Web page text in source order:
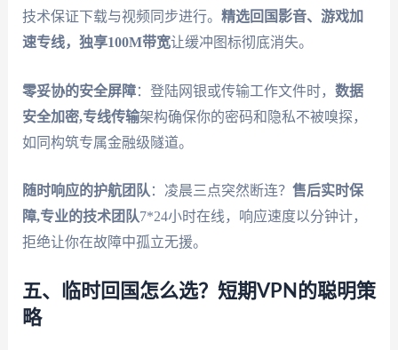
技术保证下载与视频同步进行。 精选回国影音、游戏加
速专线，独享100M带宽让缓冲图标彻底消失。
零妥协的安全屏障：登陆网银或传输工作文件时， 数据
安全加密,专线传输架构确保你的密码和隐私不被嗅探，
如同构筑专属金融级隧道。
随时响应的护航团队 ：凌晨三点突然断连？ 售后实时保
障,专业的技术团队7*24小时在线，响应速度以分钟计，
拒绝让你在故障中孤立无援。
五、临时回国怎么选？短期VPN的聪明策
略